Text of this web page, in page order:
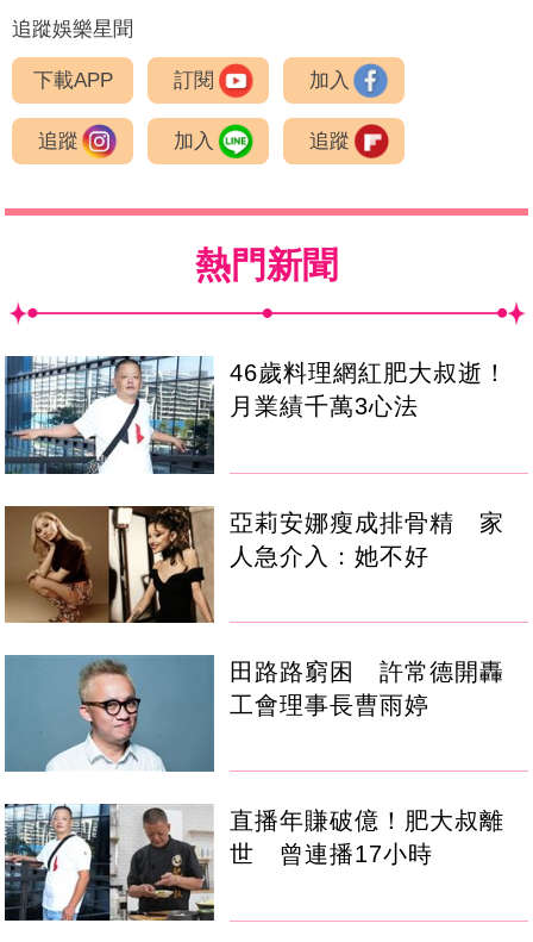
追蹤娛樂星聞
下載APP 訂閱 加入
追蹤 加入 追蹤
熱門新聞
46歲料理網紅肥大叔逝！
月業績千萬3心法
亞莉安娜瘦成排骨精 家
人急介入：她不好
田路路窮困 許常德開轟
工會理事長曹雨婷
直播年賺破億！肥大叔離
世 曾連播17小時